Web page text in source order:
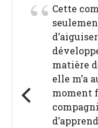
Cette
matière
elle m’a
moment